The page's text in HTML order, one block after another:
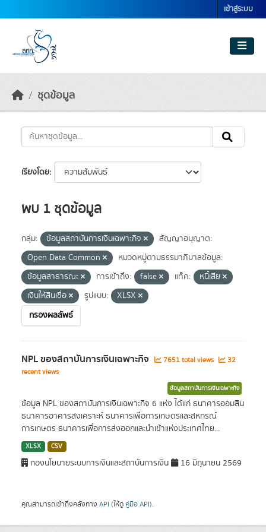
เข้าสู่ระบบ
ชุดข้อมูล
เรียงโดย
พบ 1 ชุดข้อมูล
กลุ่ม: ข้อมูลสถาบันการเงินเฉพาะกิจ
สัญญาอนุญาต:
Open Data Common
หมวดหมู่ตามธรรมาภิบาลข้อมูล:
ข้อมูลสาธารณะ
การเข้าถึง: false แท็ค:
หนี้เสีย
เงินให้สินเชื่อ
รูปแบบ:
XLSX
กรองผลลัพธ์
NPL ของสถาบันการเงินเฉพาะกิจ 7651 total views
32
recent views
ข้อมูลสถาบันการเงินเฉพาะกิจ
ข้อมูล NPL ของสถาบันการเงินเฉพาะกิจ 6 แห่ง ได้แก่ ธนาคารออมสิน
ธนาคารอาคารสงเคราะห์ ธนาคารเพื่อการเกษตรและสหกรณ์
การเกษตร ธนาคารเพื่อการส่งออกและนำเข้าแห่งประเทศไทย...
XLSX CSV
กองนโยบายระบบการเงินและสถาบันการเงิน 16 มิถุนายน 2569
คุณสามารถเข้าถึงคลังทาง API (ให้ดู คู่มือ API).